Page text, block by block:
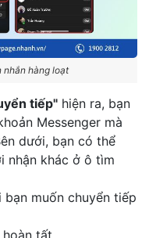
nhắn hàng loạt
tiếp" hiện ra, bạn
Messenger mà
dưới, bạn có thể
nhận khác ở ô tìm
bạn muốn chuyển tiếp